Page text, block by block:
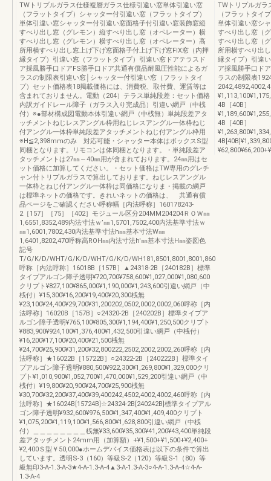
TWトリプルガラス仕様複層ガラス仕様引違い窓単体引違い窓
（フラットタイプ）シャッター付引違い窓（フラットタイプ）
単体引違い窓シャッター付引違い窓面格子付引違い窓装飾窓縦
すべり出し窓（グレモン）縦すべり出し窓（オペレーター）横
すべり出し窓（グレモン）横すべり出し窓（オペレーター）高
所用横すべり出し窓上げ下げ窓面格子付上げ下げ窓FIX窓（内押
縁タイプ）引違い窓（フラットタイプ）引違い窓ドアテラスド
ア採風勝手口ドアFS勝手口ドア共通有償品耐風圧性能によるガ
ラスの制限表引違い窓│シャッター付引違い窓（フラットタイ
プ）セット価格表18掲載価格には、消費税、取付費、運賃等は
含まれておりません。電動（204）テラス単純段差：セット価格
内訳ガイドレール障子（ガラス入り完成品）引違い網戸（中桟
付）※●部材構成図電動本体引違い網戸（中桟無）単純段差アタ
ッチメントねじレスアングル枠用ねじレスアングル一体枠ねじ
付アングル一体枠単純段差アタッチメントねじ付アングル枠用
※H≦2,398mmのみ 対応可能・シャッター本体はボックスS型
同梱となります。リモコンは体同梱となります。・単純段差ア
タッチメントは27㎜～40㎜用が含まれております。24㎜用はセ
ット価格に加算してください。・セット価格はTW専用のグレチ
ャン付トリプルガラスで算出しております。ねじレスアングル
一体枠とねじ付アングル一体枠は同価格になりま・掲載の網戸
は標準ネットの価格です。きれいネットの価格は、 共通有償
品ページをご確認ください呼称幅［内法呼称］160178243-
2［157］［75］［402］モジュール区分204MM204204ＲＯＷ㎜
1,6551,8352,489内法寸法ｗ’㎜1,5701,7502,400内法基準寸法ｗ
㎜1,6001,7802,430内法基準寸法h㎜基本寸法W㎜
1,6401,8202,470呼称高ROH㎜内法寸法h'㎜基本寸法H㎜姿図色
記号
T/G/K/D/WHT/G/K/D/WHT/G/K/D/WH181,8501,8001,8001,860
呼称［内法呼称］16018B［157B］▲24318-2B［240182B］標準
タイプアルゴン障子透明¥720,700¥758,600¥1,027,000¥1,080,600
クリプト¥827,100¥865,000¥1,190,000¥1,243,600引違い網戸（中
桟付）¥15,300¥16,200¥19,400¥20,300桟無
¥23,100¥24,400¥29,700¥31,200202,0502,0002,0002,060呼称［内
法呼称］16020B［157B］○24320-2B［240202B］標準タイプア
ルゴン障子透明¥765,100¥805,300¥1,194,400¥1,250,500クリプト
¥883,900¥924,100¥1,376,400¥1,432,500引違い網戸（中桟付）
¥16,200¥17,100¥20,400¥21,500桟無
¥24,700¥25,900¥31,200¥32,800222,2502,2002,2002,260呼称［内
法呼称］★16022B［15722B］○24322-2B［240222B］標準タイ
プアルゴン障子透明¥880,500¥922,300¥1,269,800¥1,329,000クリ
プト¥1,010,900¥1,052,700¥1,470,000¥1,529,200引違い網戸（中
桟付）¥19,800¥20,900¥24,700¥25,900桟無
¥30,700¥32,200¥37,400¥39,400242,4502,4002,4002,460呼称［内
法呼称］★16024B[15724B]☆24324-2B[240242B]標準タイプアル
ゴン障子透明¥932,600¥976,500¥1,347,400¥1,409,400クリプト
¥1,075,200¥1,119,100¥1,566,800¥1,628,800引違い網戸（中桟
付）＿＿＿＿＿＿＿＿桟無¥33,600¥35,300¥41,200¥43,400単純段
差アタッチメント24mm用（加算額）+¥1,500+¥1,500+¥2,400+
¥2,400Ｓ型￥50,000●ホームデバイス価格表は以下の条件で算出
しています。透明S-3（160）等級S-2（120）等級S-1（80）等
級無印3-A-1.3-A-3★4-A-1.3-A-4▲3-A-1.3-A-3○4-A-1.3-A-4☆4-A-
1.3-A-4
TWトリプルガラ
（フラットタイ
単体引違い窓シ
すべり出し窓（
すべり出し窓（
所用横すべり出
縁タイプ）引違
ア採風勝手口ド
ラスの制限表
4B［40B］
4B［40B］